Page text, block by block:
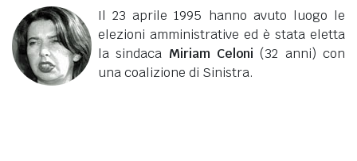
Il 23 aprile 1995 hanno avuto luogo le
elezioni amministrative ed è stata eletta
la sindaca Miriam Celoni (32 anni) con
una coalizione di Sinistra.